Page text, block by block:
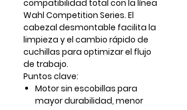
compatibilidad total con la línea
Wahl Competition Series. El
cabezal desmontable facilita la
limpieza y el cambio rápido de
cuchillas para optimizar el flujo
de trabajo.
Puntos clave:
Motor sin escobillas para
mayor durabilidad, menor